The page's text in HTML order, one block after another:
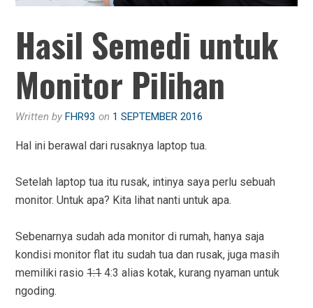
Hasil Semedi untuk
Monitor Pilihan
Written byFHR93 on 1 SEPTEMBER 2016
Hal ini berawal dari rusaknya laptop tua.
Setelah laptop tua itu rusak, intinya saya perlu sebuah
monitor. Untuk apa? Kita lihat nanti untuk apa.
Sebenarnya sudah ada monitor di rumah, hanya saja
kondisi monitor flat itu sudah tua dan rusak, juga masih
memiliki rasio1:14:3 alias kotak, kurang nyaman untuk
ngoding.